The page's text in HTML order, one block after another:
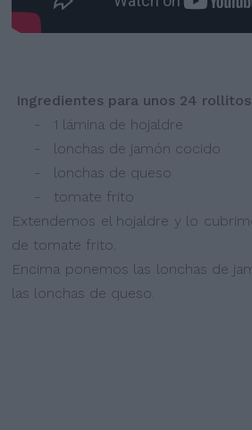
Ingredientes para unos 24
- 1 lámina de hojaldre
- lonchas de jamón cocido
- lonchas de queso
- tomate frito
Extendemos el hojaldre y lo
de tomate frito.
Encima ponemos las lonchas de
las lonchas de queso.